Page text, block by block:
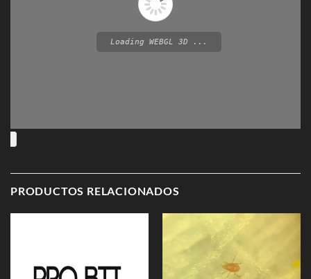
Loading WEBGL 3D ...
PRODUCTOS RELACIONADOS